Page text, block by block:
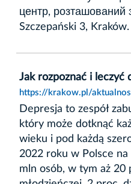
центр, розташований
Szczepański 3, Kraków.
Jak rozpoznać i leczyć
https://krakow.pl/
Depresja to zespół
który może dotknąć
wieku i pod każdą
2022 roku w Polsce
mln osób, w tym aż 20